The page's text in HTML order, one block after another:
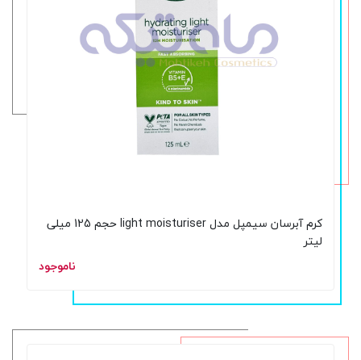
کرم آبرسان سیمپل مدل light moisturiser حجم 125 میلی
لیتر
ناموجود